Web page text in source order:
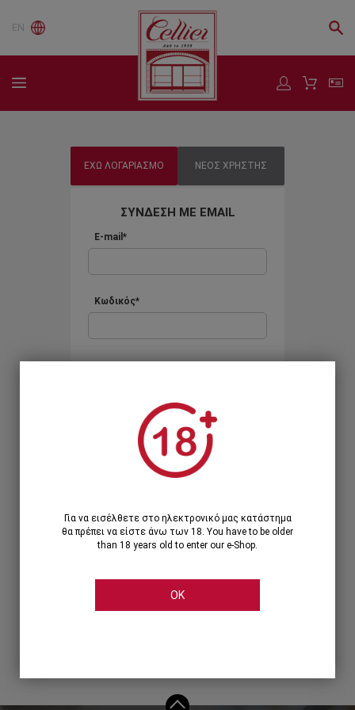
EN
ΕΧΩ ΛΟΓΑΡΙΑΣΜΟ ΝΕΟΣ ΧΡΗΣΤΗΣ
ΣΥΝΔΕΣΗ ΜΕ EMAIL
E-mail*
Κωδικός*
Ξεχάσατε τον κωδικό;
Ή
ΣΥΝΔΕΣΗ ΜΕ ...
Για να εισέλθετε στο ηλεκτρονικό μας κατάστημα
θα πρέπει να είστε άνω των 18. You have to be older
than 18 years old to enter our e-Shop.
OK